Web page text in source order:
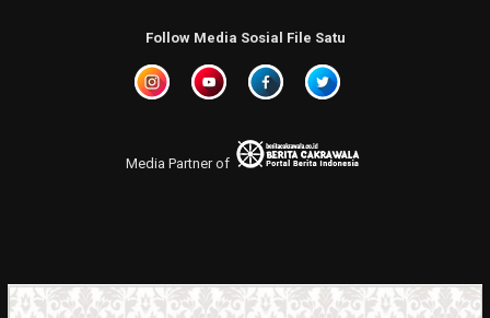
Follow Media Sosial File Satu
Media Partner of